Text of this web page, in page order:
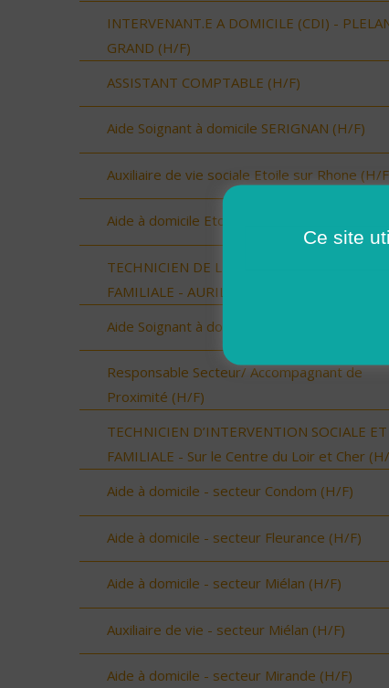
INTERVENANT.E A DOMICILE (CDI) -
GRAND (H/F)
ASSISTANT COMPTABLE (H/F)
Aide Soignant à domicile SERIGNAN (H/F)
Auxiliaire de vie sociale Etoile sur Rhone (H/
Aide à domicile Etoile sur Rhône (H/F)
TECHNICIEN DE L'INTERVENTION SOCIALE
FAMILIALE - AURILLAC (15000) (H/F)
Aide Soignant à domicile SERIGNAN (H/F)
Responsable Secteur/ Accompagnant de
Proximité (H/F)
TECHNICIEN D’INTERVENTION SOCIALE ET
FAMILIALE - Sur le Centre du Loir et Cher
Aide à domicile - secteur Condom (H/F)
Aide à domicile - secteur Fleurance (H/F)
Aide à domicile - secteur Miélan (H/F)
Auxiliaire de vie - secteur Miélan (H/F)
Aide à domicile - secteur Mirande (H/F)
Ce site